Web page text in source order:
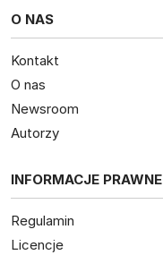
O NAS
Kontakt
O nas
Newsroom
Autorzy
INFORMACJE PRAWNE
Regulamin
Licencje